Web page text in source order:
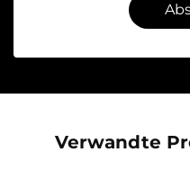
Verwandte